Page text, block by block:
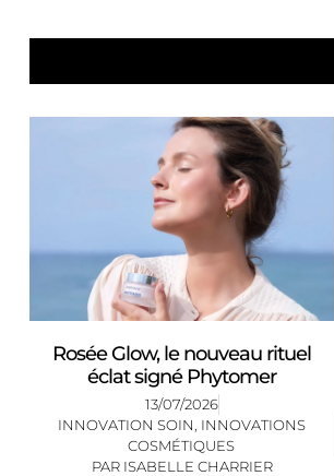
Rosée Glow, le nouveau rituel
éclat signé Phytomer
13/07/2026
INNOVATION SOIN INNOVATIONS
COSMÉTIQUES
PAR ISABELLE CHARRIER